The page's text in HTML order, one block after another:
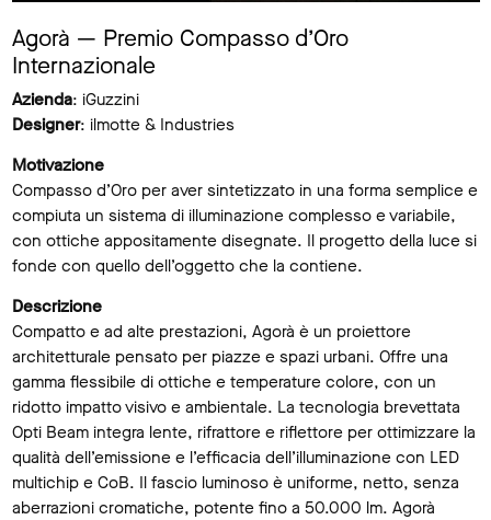
Agorà — Premio Compasso d’Oro
Internazionale
Azienda: iGuzzini
Designer: ilmotte & Industries
Motivazione
Compasso d’Oro per aver sintetizzato in una forma semplice e
compiuta un sistema di illuminazione complesso e variabile,
con ottiche appositamente disegnate. Il progetto della luce si
fonde con quello dell’oggetto che la contiene.
Descrizione
Compatto e ad alte prestazioni, Agorà è un proiettore
architetturale pensato per piazze e spazi urbani. Offre una
gamma flessibile di ottiche e temperature colore, con un
ridotto impatto visivo e ambientale. La tecnologia brevettata
Opti Beam integra lente, rifrattore e riflettore per ottimizzare la
qualità dell’emissione e l’efficacia dell’illuminazione con LED
multichip e CoB. Il fascio luminoso è uniforme, netto, senza
aberrazioni cromatiche, potente fino a 50.000 lm. Agorà